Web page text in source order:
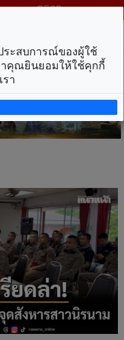
ม พ.ศ. 2569
ระสบการณ์ของผู้ใช้
าคุณยินยอมให้ใช้คุกกี้
า